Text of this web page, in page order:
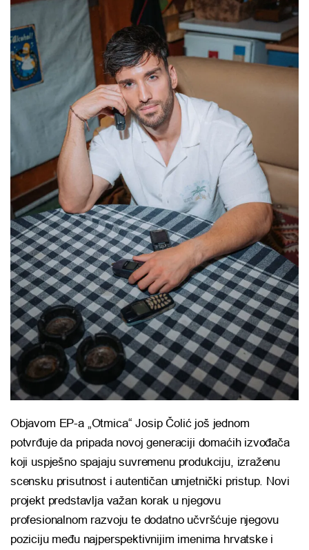
Objavom EP-a „Otmica“ Josip Čolić još jednom
potvrđuje da pripada novoj generaciji domaćih izvođača
koji uspješno spajaju suvremenu produkciju, izraženu
scensku prisutnost i autentičan umjetnički pristup. Novi
projekt predstavlja važan korak u njegovu
profesionalnom razvoju te dodatno učvršćuje njegovu
poziciju među najperspektivnijim imenima hrvatske i